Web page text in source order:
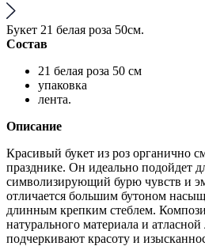
Букет 21 белая роза 50см.
Состав
21 белая роза 50 см
упаковка
лента.
Описание
Красивый букет из роз органично
празднике. Он идеально подойдет
символизирующий бурю чувств и
отличается большим бутоном
длинным крепким стеблем.
натурального материала и
подчеркивают красоту и